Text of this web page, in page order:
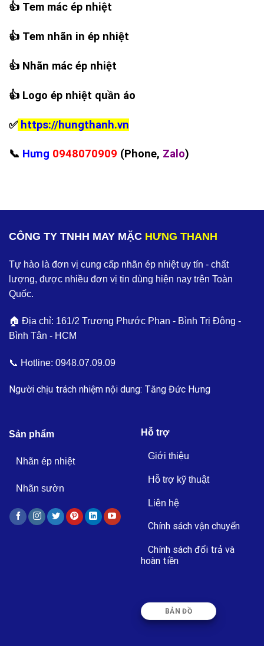
👍 Tem mác ép nhiệt
👍 Tem nhãn in ép nhiệt
👍 Nhãn mác ép nhiệt
👍 Logo ép nhiệt quần áo
✅ https://hungthanh.vn
📞 Hưng 0948070909 (Phone, Zalo)
CÔNG TY TNHH MAY MẶC HƯNG THANH
Tự hào là đơn vị cung cấp nhãn ép nhiệt uy tín - chất
lượng, được nhiều đơn vị tin dùng hiện nay trên Toàn
Quốc.
🏠 Địa chỉ: 161/2 Trương Phước Phan - Bình Trị Đông -
Bình Tân - HCM
📞 Hotline: 0948.07.09.09
Người chịu trách nhiệm nội dung: Tăng Đức Hưng
Sản phẩm
Nhãn ép nhiệt
Nhãn sườn
Hỗ trợ
Giới thiệu
Hỗ trợ kỹ thuật
Liên hệ
Chính sách vận chuyển
Chính sách đổi trả và
hoàn tiền
BẢN ĐỒ